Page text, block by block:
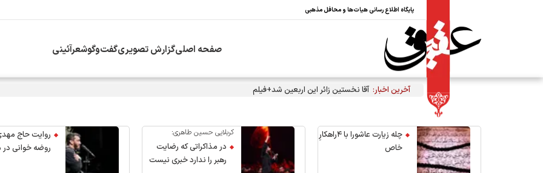
پایگاه اطلاع رسانی هیات‌ها و محافل مذهبی
صفحه اصلیگزارش تصویریگفت‌وگوشعرآئینی
آخرین اخبار: آقا نخستین زائر این اربعین شد+فیلم
چله زیارت عاشورا با ۴راهکارِ
خاص
کربلایی حسین طاهری:
در مذاکراتی که رضایت
رهبر را ندارد خبری نیست
روایت حاج
روضه خوانی